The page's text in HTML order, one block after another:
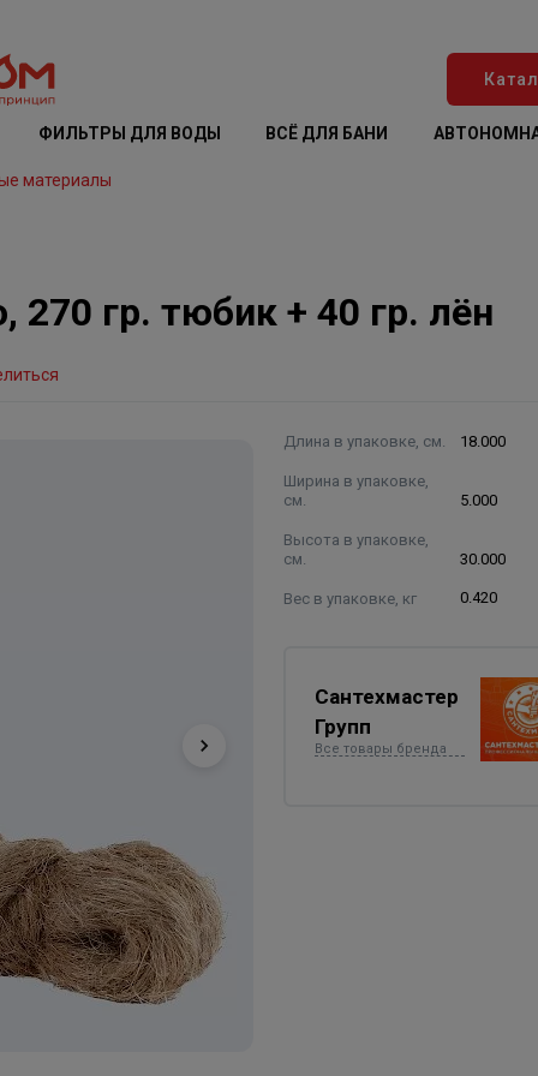
ФИЛЬТРЫ ДЛЯ ВОДЫ ВСЁ ДЛЯ БАНИ
материалы
270 гр. тюбик + 40 гр. лён
Длина в упаковке, см. 18.000
Ширина в упаковке,
см.
5.000
Высота в упаковке,
см.
30.000
Вес в упаковке, кг 0.420
Сантехмастер
Групп
Все товары бренда